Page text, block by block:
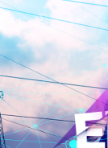
Ücretsiz Başla